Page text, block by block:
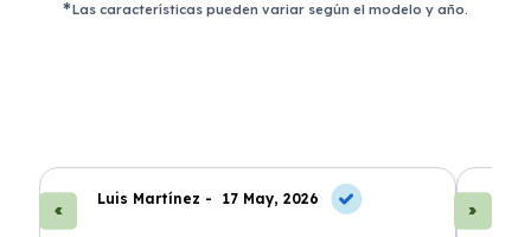
Las características pueden variar según el modelo y año.
Luis Martínez - 17 May, 2026